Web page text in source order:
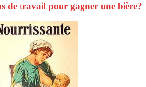
de travail pour gagner une bière?